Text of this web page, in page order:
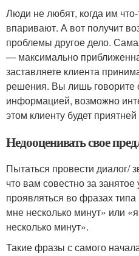
Люди не любят, когда им
впаривают. А вот получит
проблемы другое дело.
— максимально
заставляете клиента
решения. Вы лишь говорите
информацией, возможно
этом клиенту будет приятней
Недооценивать свое
Пытаться провести диалог/
что вам совестно за
проявляться во фразах
мне несколько минут» или
несколько минут».
Такие фразы с самого